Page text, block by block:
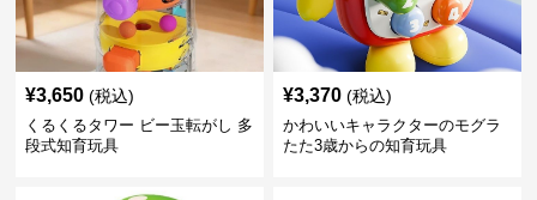
¥3,650 (税込)
くるくるタワー ビー玉転がし 多
段式知育玩具
¥3,370 (税込)
かわいいキャラクターのモグラ
たた3歳からの知育玩具